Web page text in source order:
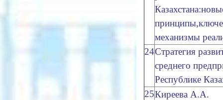
механизмы
24Стратегия
среднего
Республике
25Киреева А.А.